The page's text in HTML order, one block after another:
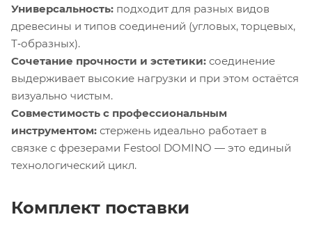
Универсальность: подходит для разных видов
древесины и типов соединений (угловых, торцевых,
Т‑образных).
Сочетание прочности и эстетики: соединение
выдерживает высокие нагрузки и при этом остаётся
визуально чистым.
Совместимость с профессиональным
инструментом: стержень идеально работает в
связке с фрезерами Festool DOMINO — это единый
технологический цикл.
Комплект поставки